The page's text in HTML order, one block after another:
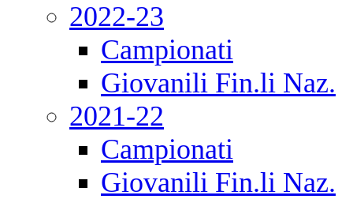
2022-23
Campionati
Giovanili Fin.li Naz.
2021-22
Campionati
Giovanili Fin.li Naz.